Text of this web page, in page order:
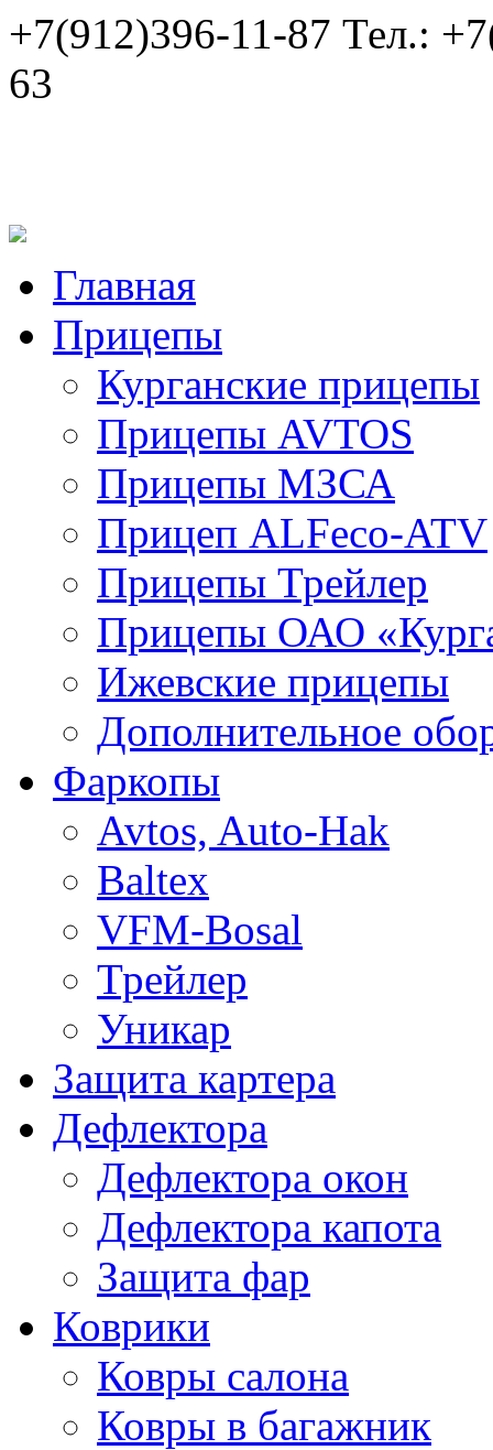
+7(912)396-11-87 Тел.:
63
Главная
Прицепы
Курганские прицепы
Прицепы AVTOS
Прицепы МЗСА
Прицеп ALFeco-ATV
Прицепы Трейлер
Прицепы ОАО
Ижевские прицепы
Дополнительное
Фаркопы
Avtos, Auto-Hak
Baltex
VFM-Bosal
Трейлер
Уникар
Защита картера
Дефлектора
Дефлектора окон
Дефлектора капота
Защита фар
Коврики
Ковры салона
Ковры в багажник